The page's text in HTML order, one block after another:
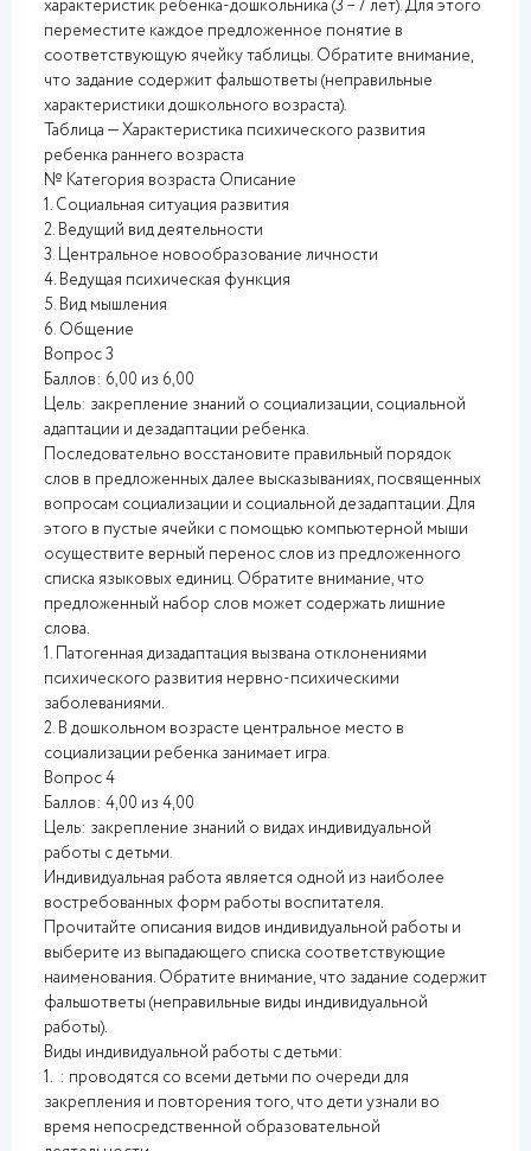
характеристик ребенка-дошкольника (3 – 7 лет). Для этого
переместите каждое предложенное понятие в
соответствующую ячейку таблицы. Обратите внимание,
что задание содержит фальшответы (неправильные
характеристики дошкольного возраста).
Таблица — Характеристика психического развития
ребенка раннего возраста
№ Категория возраста Описание
1. Социальная ситуация развития
2. Ведущий вид деятельности
3. Центральное новообразование личности
4. Ведущая психическая функция
5. Вид мышления
6. Общение
Вопрос 3
Баллов: 6,00 из 6,00
Цель: закрепление знаний о социализации, социальной
адаптации и дезадаптации ребенка.
Последовательно восстановите правильный порядок
слов в предложенных далее высказываниях, посвященных
вопросам социализации и социальной дезадаптации. Для
этого в пустые ячейки с помощью компьютерной мыши
осуществите верный перенос слов из предложенного
списка языковых единиц. Обратите внимание, что
предложенный набор слов может содержать лишние
слова.
1. Патогенная дизадаптация вызвана отклонениями
психического развития нервно-психическими
заболеваниями.
2. В дошкольном возрасте центральное место в
социализации ребенка занимает игра.
Вопрос 4
Баллов: 4,00 из 4,00
Цель: закрепление знаний о видах индивидуальной
работы с детьми.
Индивидуальная работа является одной из наиболее
востребованных форм работы воспитателя.
Прочитайте описания видов индивидуальной работы и
выберите из выпадающего списка соответствующие
наименования. Обратите внимание, что задание содержит
фальшответы (неправильные виды индивидуальной
работы).
Виды индивидуальной работы с детьми:
1. : проводятся со всеми детьми по очереди для
закрепления и повторения того, что дети узнали во
время непосредственной образовательной